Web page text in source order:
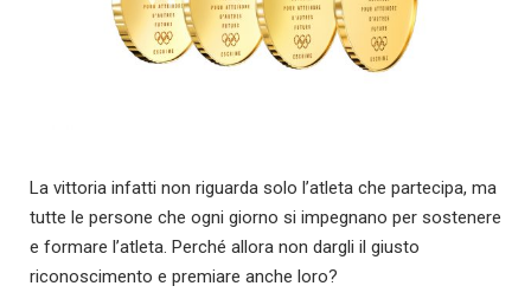
La vittoria infatti non riguarda solo l’atleta che partecipa, ma
tutte le persone che ogni giorno si impegnano per sostenere
e formare l’atleta. Perché allora non dargli il giusto
riconoscimento e premiare anche loro?